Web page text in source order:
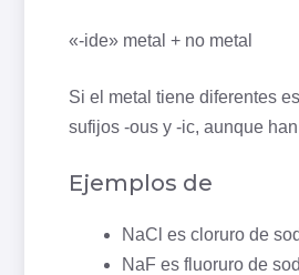
«-ide» metal + no metal
Si el metal tiene diferentes
sufijos -ous y -ic, aunque
Ejemplos de
NaCl es cloruro de
NaF es fluoruro de